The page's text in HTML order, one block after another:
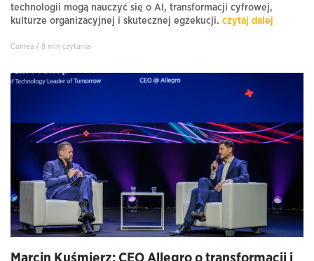
technologii mogą nauczyć się o AI, transformacji cyfrowej,
kulturze organizacyjnej i skutecznej egzekucji. czytaj dalej
Conlea / 8 min czytania